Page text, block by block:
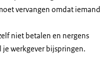
vervangen omdat iemand
niet betalen en nergens
werkgever bijspringen.